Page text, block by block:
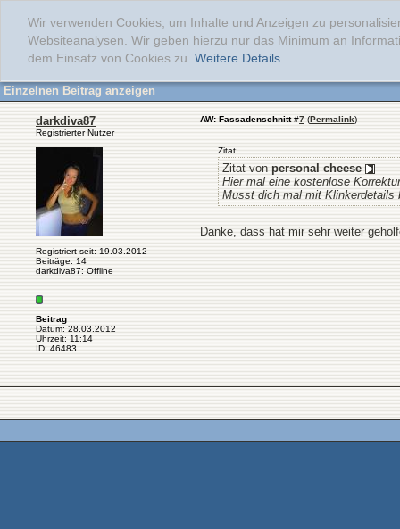
Wir verwenden Cookies, um Inhalte und Anzeigen zu
Websiteanalysen. Wir geben hierzu nur das Minimum an
dem Einsatz von Cookies zu. Weitere Details...
Einzelnen Beitrag anzeigen
darkdiva87
Registrierter Nutzer
Registriert seit: 19.03.2012
Beiträge: 14
darkdiva87: Offline
Beitrag
Datum: 28.03.2012
Uhrzeit: 11:14
ID: 46483
AW: Fassadenschnitt#7 (Permalink)
Zitat:
Zitat von personal cheese
Hier mal eine kostenlose
Musst dich mal mit Klinkerdetails
Danke, dass hat mir sehr weiter